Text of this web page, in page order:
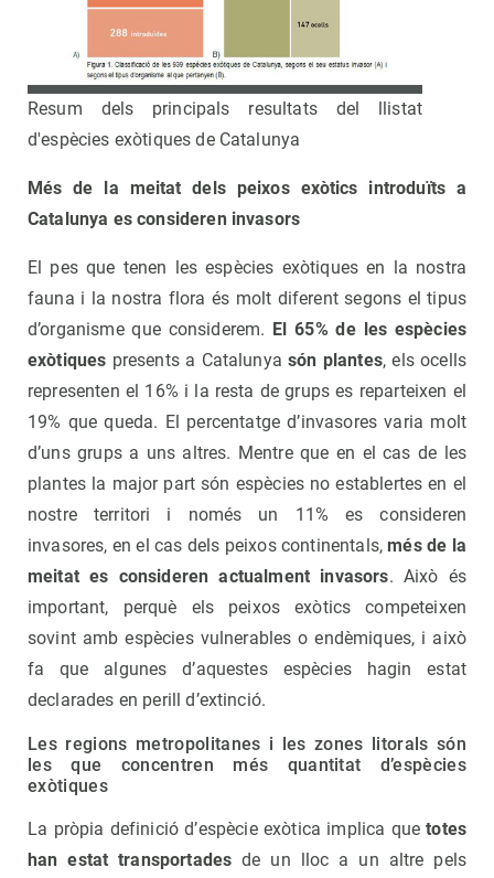
Resum dels principals resultats del llistat
d'espècies exòtiques de Catalunya
Més de la meitat dels peixos exòtics introduïts a
Catalunya es consideren invasors
El pes que tenen les espècies exòtiques en la nostra
fauna i la nostra flora és molt diferent segons el tipus
d’organisme que considerem. El 65% de les espècies
exòtiques presents a Catalunyasón plantes, els ocells
representen el 16% i la resta de grups es reparteixen el
19% que queda. El percentatge d’invasores varia molt
d’uns grups a uns altres. Mentre que en el cas de les
plantes la major part són espècies no establertes en el
nostre territori i només un 11% es consideren
invasores, en el cas dels peixos continentals,més de la
meitat es consideren actualment invasors. Això és
important, perquè els peixos exòtics competeixen
sovint amb espècies vulnerables o endèmiques, i això
fa que algunes d’aquestes espècies hagin estat
declarades en perill d’extinció.
Les regions metropolitanes i les zones litorals són
les que concentren més quantitat d’espècies
exòtiques
La pròpia definició d’espècie exòtica implica quetotes
han estat transportades de un lloc a un altre pels